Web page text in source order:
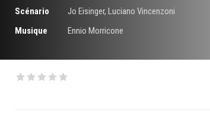
Scénario
Jo Eisinger, Luciano Vincenzoni
Musique
Ennio Morricone